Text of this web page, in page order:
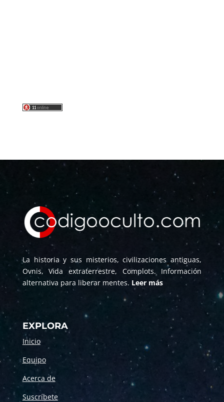
La historia y sus misterios, civilizaciones antiguas,
Ovnis, Vida extraterrestre, Complots. Información
alternativa para liberar mentes. Leer más
EXPLORA
Inicio
Equipo
Acerca de
Suscríbete